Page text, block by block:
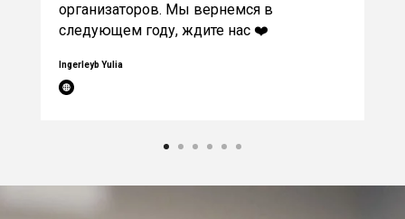
организаторов. Мы вернемся в
следующем году, ждите нас ❤️
Ingerleyb Yulia